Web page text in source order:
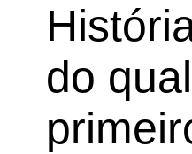
do